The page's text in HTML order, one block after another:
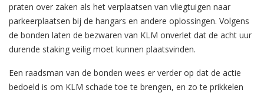
praten over zaken als het verplaatsen van vliegtuigen naar
parkeerplaatsen bij de hangars en andere oplossingen. Volgens
de bonden laten de bezwaren van KLM onverlet dat de acht uur
durende staking veilig moet kunnen plaatsvinden.
Een raadsman van de bonden wees er verder op dat de actie
bedoeld is om KLM schade toe te brengen, en zo te prikkelen